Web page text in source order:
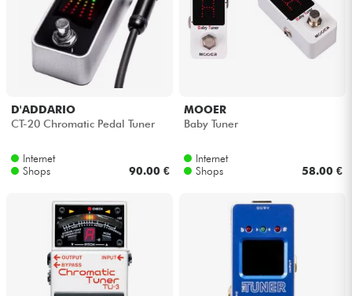
Drums
Blasinstrumente
Violinen & Quartett
Kinder
Kabel & Zubehöre
HiFi
Bundle
Sehen Sie sich unsere Marken an
D'ADDARIO
CT-20 Chromatic Pedal Tuner
Internet
Shops
90.00 €
MOOER
Baby Tuner
Internet
Shops
58.00 €